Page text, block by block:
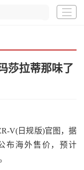
莎拉蒂那味了
V(日规版)官图，据
布海外售价，预计